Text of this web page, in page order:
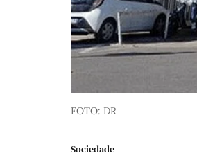
FOTO: DR
Sociedade